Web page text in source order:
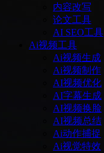
内容改写
论文工具
AI SEO工具
Ai视频工具
Ai视频生成
Ai视频制作
AI视频优化
AI字幕生成
AI视频换脸
AI视频总结
Ai动作捕捉
Ai视觉特效